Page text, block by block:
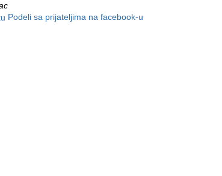
Podeli sa prijateljima na facebook-u